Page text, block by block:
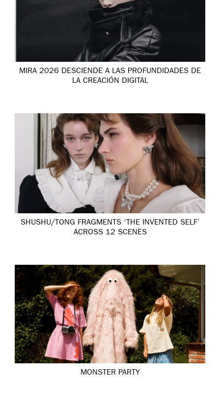
MIRA 2026 DESCIENDE A LAS PROFUNDIDADES DE
LA CREACIÓN DIGITAL
SHUSHU/TONG FRAGMENTS ‘THE INVENTED SELF’
ACROSS 12 SCENES
MONSTER PARTY